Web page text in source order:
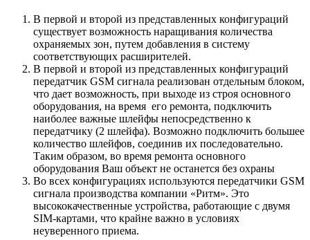
В первой и второй из представленных конфигураций
существует возможность наращивания количества
охраняемых зон, путем добавления в систему
соответствующих расширителей.
В первой и второй из представленных конфигураций
передатчик GSM сигнала реализован отдельным блоком,
что дает возможность, при выходе из строя основного
оборудования, на время его ремонта, подключить
наиболее важные шлейфы непосредственно к
передатчику (2 шлейфа). Возможно подключить большее
количество шлейфов, соединив их последовательно.
Таким образом, во время ремонта основного
оборудования Ваш объект не останется без охраны
Во всех конфигурациях используются передатчики GSM
сигнала производства компании «Ритм». Это
высококачественные устройства, работающие с двумя
SIM-картами, что крайне важно в условиях
неуверенного приема.